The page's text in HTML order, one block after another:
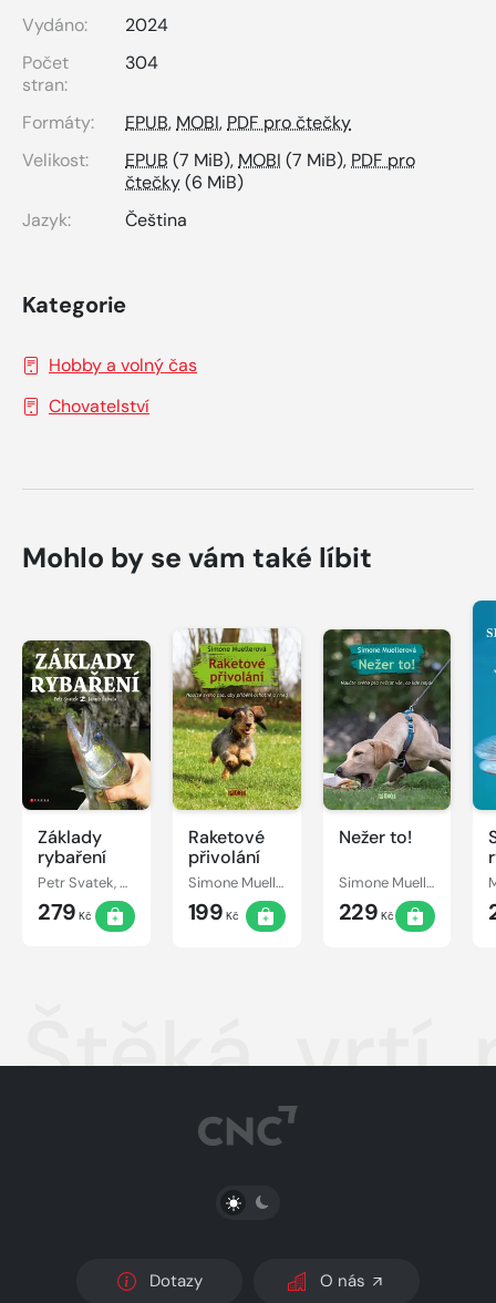
Vydáno:
2024
Počet
stran:
304
Formáty: EPUB, MOBI, PDF pro čtečky
Velikost:
EPUB (7 MiB), MOBI (7 MiB), PDF pro
čtečky(6 MiB)
Jazyk:
Čeština
Kategorie
Hobby a volný čas
Chovatelství
Mohlo by se vám také líbit
Základy
rybaření
Petr Svatek, Jakub Šabata
279 Kč
Raketové
přivolání
Simone Muellerová
199 Kč
Nežer to!
Simone Muellerová
229 Kč
Štěká, vrtí,
PŘEPNOUT SVĚTLÝ/TMAVÝ REŽIM
Dotazy O nás